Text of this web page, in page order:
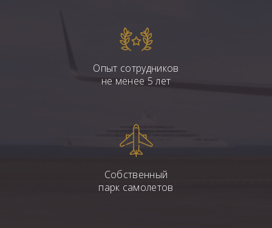
Опыт сотрудников
не менее 5 лет
Собственный
парк самолетов